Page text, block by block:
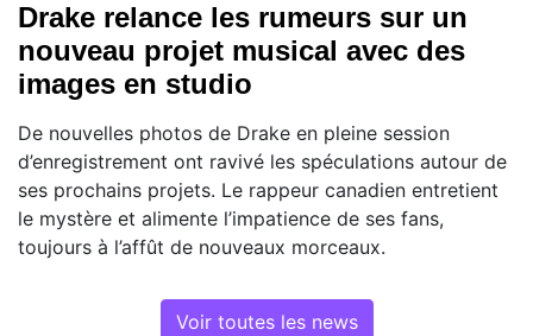
Drake relance les rumeurs sur un
nouveau projet musical avec des
images en studio
De nouvelles photos de Drake en pleine session
d’enregistrement ont ravivé les spéculations autour de
ses prochains projets. Le rappeur canadien entretient
le mystère et alimente l’impatience de ses fans,
toujours à l’affût de nouveaux morceaux.
Voir toutes les news